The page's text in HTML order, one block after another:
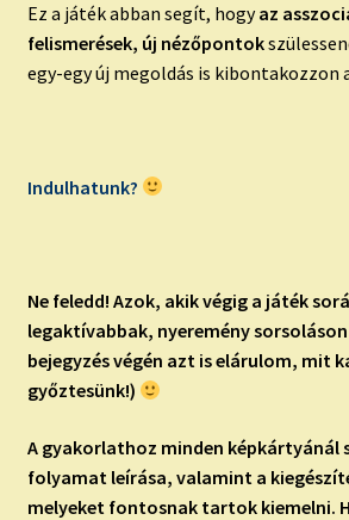
Ez a játék abban segít, hogyaz
felismerések, új nézőpontok
egy-egy új megoldás is kibontakozzon
Indulhatunk?
Ne feledd! Azok, akik végig a játék
legaktívabbak, nyeremény
bejegyzés végén azt is elárulom, mit
győztesünk!)
A gyakorlathoz minden képkártyánál
folyamat leírása, valamint a
melyeket fontosnak tartok kiemelni.